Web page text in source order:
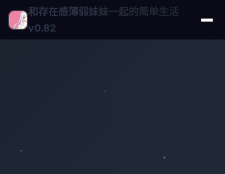
和存在感薄弱妹妹一起的简单生活
v0.82